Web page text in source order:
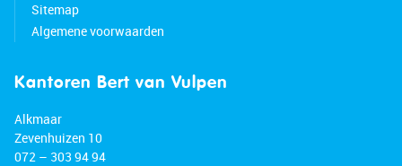
Sitemap
Algemene voorwaarden
Kantoren Bert van Vulpen
Alkmaar
Zevenhuizen 10
072 – 303 94 94